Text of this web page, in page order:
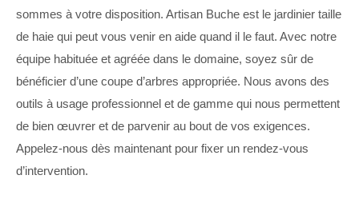
sommes à votre disposition. Artisan Buche est le jardinier taille
de haie qui peut vous venir en aide quand il le faut. Avec notre
équipe habituée et agréée dans le domaine, soyez sûr de
bénéficier d’une coupe d’arbres appropriée. Nous avons des
outils à usage professionnel et de gamme qui nous permettent
de bien œuvrer et de parvenir au bout de vos exigences.
Appelez-nous dès maintenant pour fixer un rendez-vous
d’intervention.